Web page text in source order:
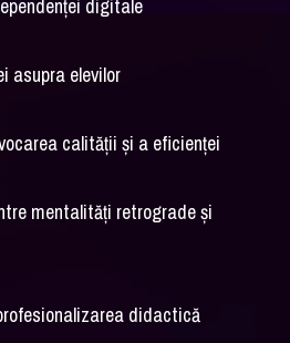
digitale
asupra elevilor
calității și a eficienței
mentalități retrograde și
didactică